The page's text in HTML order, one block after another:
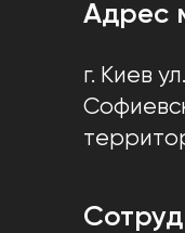
Адрес
г. Киев